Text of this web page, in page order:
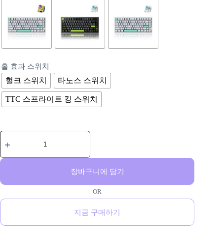
홀 효과 스위치
헐크 스위치 타노스 스위치
TTC 스프라이트 킹 스위치
장바구니에 담기
지금 구매하기